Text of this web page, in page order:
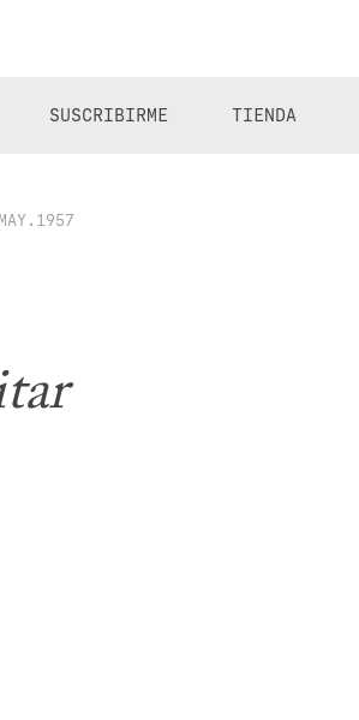
SUSCRIBIRME TIENDA
MAY.1957